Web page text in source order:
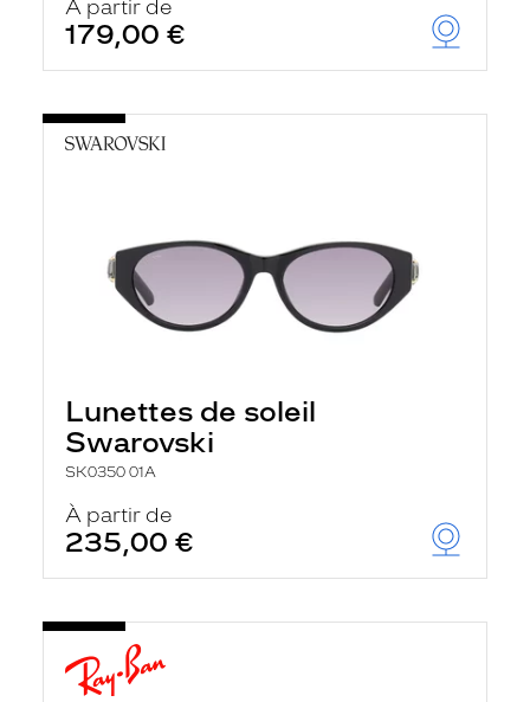
À partir de
179,00 €
Lunettes de soleil
Swarovski
SK0350 01A
À partir de
235,00 €